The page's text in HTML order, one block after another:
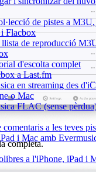
de pistes a
Flacbox
de reproducció
d'escolta complet
a Last.fm
en streaming des
o Mac
FLAC (sense
a les teves
i Mac amb
a l'iPhone, iPad i
completa.